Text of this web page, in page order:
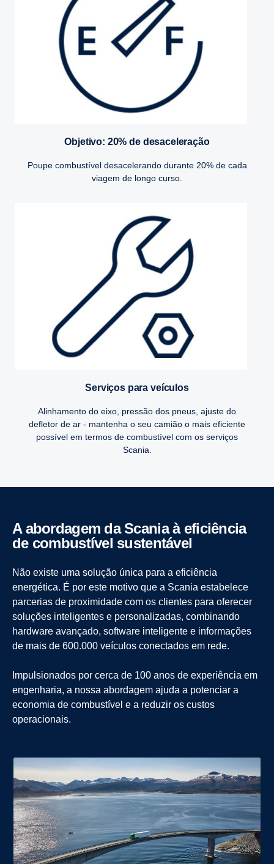
Objetivo: 20% de desaceleração
Poupe combustível desacelerando durante 20% de cada
viagem de longo curso.
Serviços para veículos
Alinhamento do eixo, pressão dos pneus, ajuste do
defletor de ar - mantenha o seu camião o mais eficiente
possível em termos de combustível com os serviços
Scania.
A abordagem da Scania à efici­ência
de combus­tível susten­tável
Não existe uma solução única para a eficiência
energética. É por este motivo que a Scania estabelece
parcerias de proximidade com os clientes para oferecer
soluções inteligentes e personalizadas, combinando
hardware avançado, software inteligente e informações
de mais de 600.000 veículos conectados em rede.
Impulsionados por cerca de 100 anos de experiência em
engenharia, a nossa abordagem ajuda a potenciar a
economia de combustível e a reduzir os custos
operacionais.